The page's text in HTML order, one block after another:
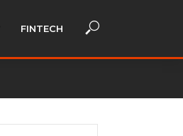
FINTECH